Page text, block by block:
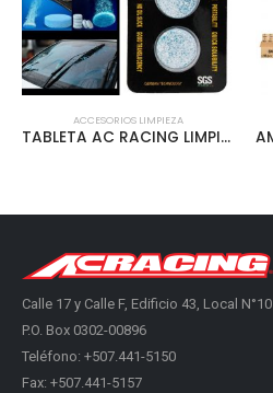
ACCESORIOS LIMPIEZA
TABLETA AC RACING LIMPIADORA 2pcs PARA PARABRISAS – ACLEN-114
Calle 17 y Calle F, Edificio 43, Local N°10
P.O. Box 0302-00896
Teléfono: +507.441-5150
Fax: +507.441-5157